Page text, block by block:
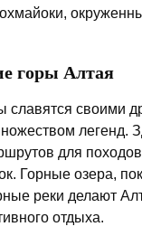
горы Алтая
славятся своими
легенд.
для
Горные озера,
реки делают
отдыха.